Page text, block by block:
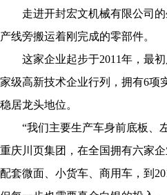
走进开封宏文机械有限公司的
产线旁搬运着刚完成的零部件。
这家企业起步于2011年，最初
家级高新技术企业行列，拥有6项
稳居龙头地位。
“我们主要生产车身前底板、左
重庆川页集团，在全国拥有六家
配套微面、小货车、商用车，到